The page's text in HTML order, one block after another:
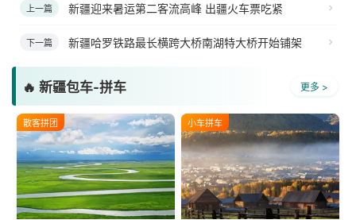
上一篇 新疆迎来暑运第二客流高峰 出疆火车票吃紧
下一篇 新疆哈罗铁路最长横跨大桥南湖特大桥开始铺架
🔥 新疆包车-拼车 更多 >
散客拼团 小车拼车